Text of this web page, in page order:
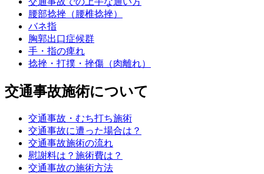
腰部捻挫（腰椎捻挫）
バネ指
胸郭出口症候群
手・指の痺れ
捻挫・打撲・挫傷（肉離れ）
交通事故施術について
交通事故・むち打ち施術
交通事故に遭った場合は？
交通事故施術の流れ
慰謝料は？施術費は？
交通事故の施術方法